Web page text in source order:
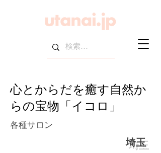
心とからだを癒す自然か
らの宝物「イコロ」
各種サロン
埼玉